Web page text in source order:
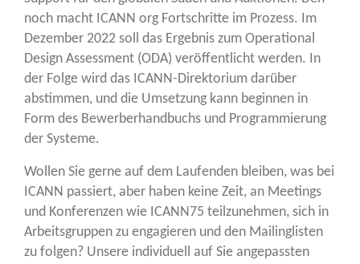
noch macht ICANN org Fort­schrit­te im Pro­zess. Im
Dezem­ber 2022 soll das Ergeb­nis zum Ope­ra­tio­nal
Design Assess­ment (ODA) ver­öf­fent­licht wer­den. In
der Fol­ge wird das ICANN-Direk­to­ri­um dar­über
abstim­men, und die Umset­zung kann begin­nen in
Form des Bewer­ber­hand­buchs und Pro­gram­mie­rung
der Systeme.
Wol­len Sie ger­ne auf dem Lau­fen­den blei­ben, was bei
ICANN pas­siert, aber haben kei­ne Zeit, an Mee­tings
und Kon­fe­ren­zen wie ICANN75 teil­zu­neh­men, sich in
Arbeits­grup­pen zu enga­gie­ren und den Mai­ling­lis­ten
zu fol­gen? Unse­re indi­vi­du­ell auf Sie ange­pass­ten